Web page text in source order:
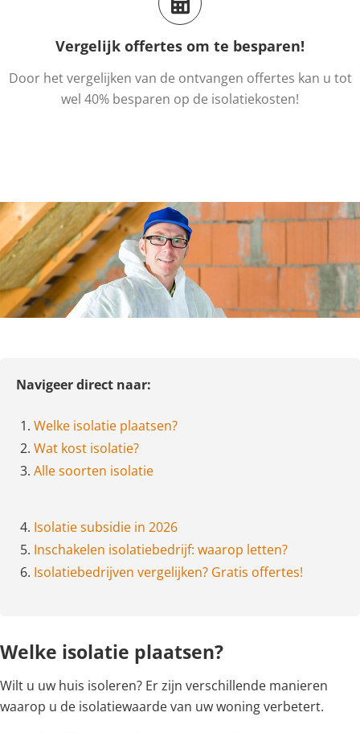
Vergelijk offertes om te besparen!
Door het vergelijken van de ontvangen offertes kan u tot
wel 40% besparen op de isolatiekosten!
Navigeer direct naar:
1. Welke isolatie plaatsen?
2. Wat kost isolatie?
3. Alle soorten isolatie
4. Isolatie subsidie in 2026
5. Inschakelen isolatiebedrijf: waarop letten?
6. Isolatiebedrijven vergelijken? Gratis offertes!
Welke isolatie plaatsen?
Wilt u uw huis isoleren? Er zijn verschillende manieren
waarop u de isolatiewaarde van uw woning verbetert.